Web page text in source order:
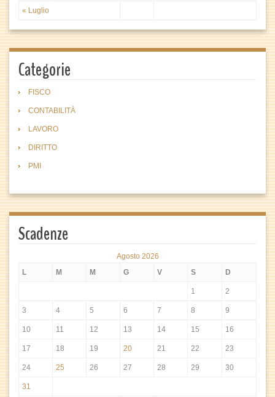
« Luglio
Categorie
FISCO
CONTABILITÀ
LAVORO
DIRITTO
PMI
Scadenze
Agosto 2026
L
M M G V S D
1 2
3 4 5 6 7 8 9
10 11 12 13 14 15 16
17 18 19 20 21 22 23
24 25 26 27 28 29 30
31